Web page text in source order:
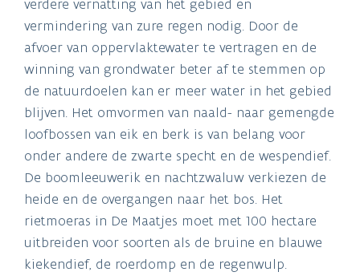
verdere vernatting van het gebied en
vermindering van zure regen nodig. Door de
afvoer van oppervlaktewater te vertragen en de
winning van grondwater beter af te stemmen op
de natuurdoelen kan er meer water in het gebied
blijven. Het omvormen van naald- naar gemengde
loofbossen van eik en berk is van belang voor
onder andere de zwarte specht en de wespendief.
De boomleeuwerik en nachtzwaluw verkiezen de
heide en de overgangen naar het bos. Het
rietmoeras in De Maatjes moet met 100 hectare
uitbreiden voor soorten als de bruine en blauwe
kiekendief, de roerdomp en de regenwulp.